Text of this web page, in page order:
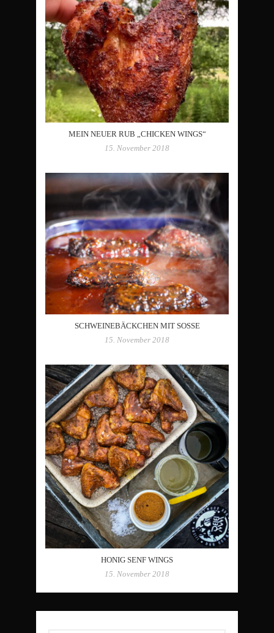
MEIN NEUER RUB „CHICKEN WINGS“
15. November 2018
SCHWEINEBÄCKCHEN MIT SOSSE
15. November 2018
HONIG SENF WINGS
15. November 2018